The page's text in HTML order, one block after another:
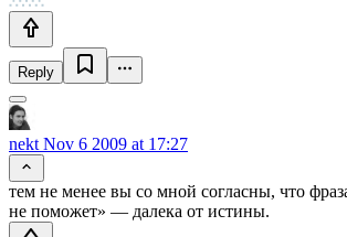
Reply
nekt Nov 6 2009 at 17:27
тем не менее вы со мной согласны, что
не поможет» — далека от истины.